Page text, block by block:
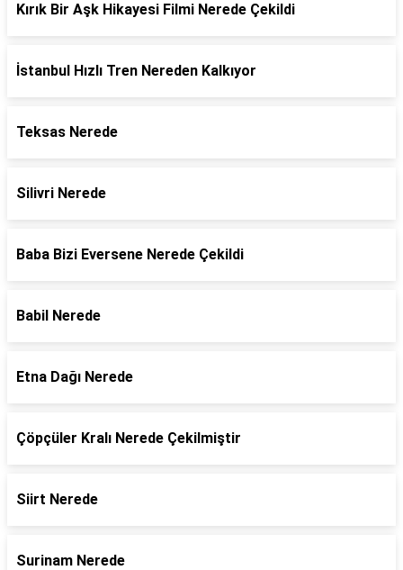
Kırık Bir Aşk Hikayesi Filmi Nerede Çekildi
İstanbul Hızlı Tren Nereden Kalkıyor
Teksas Nerede
Silivri Nerede
Baba Bizi Eversene Nerede Çekildi
Babil Nerede
Etna Dağı Nerede
Çöpçüler Kralı Nerede Çekilmiştir
Siirt Nerede
Surinam Nerede